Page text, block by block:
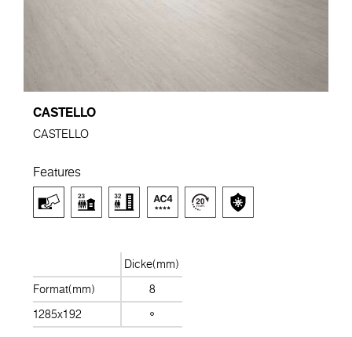
CASTELLO
CASTELLO
Features
Dicke(mm)
Format(mm)
8
1285x192